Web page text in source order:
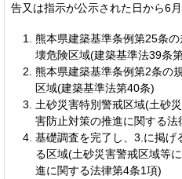
告又は指示が公示された日から6
熊本県建築基準条例第25条
壊危険区域(建築基準法39条
熊本県建築基準条例第2条の
区域(建築基準法第40条)
土砂災害特別警戒区域(土砂
害防止対策の推進に関する法
基礎調査を完了し、3.に掲げ
る区域(土砂災害警戒区域等
進に関する法律第4条1項)